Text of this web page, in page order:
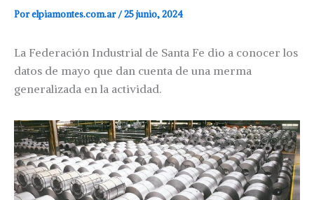
Porelpiamontes.com.ar/25 junio, 2024
La Federación Industrial de Santa Fe dio a conocer los
datos de mayo que dan cuenta de una merma
generalizada en la actividad.